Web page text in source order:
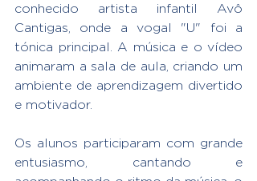
conhecido artista infantil Avô
Cantigas, onde a vogal "U" foi a
tónica principal. A música e o vídeo
animaram a sala de aula, criando um
ambiente de aprendizagem divertido
e motivador.
Os alunos participaram com grande
entusiasmo, cantando e